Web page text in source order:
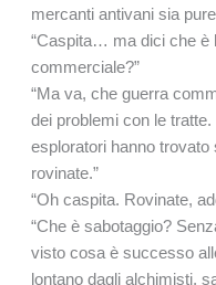
mercanti antivani sia
“Caspita… ma dici che è
commerciale?”
“Ma va, che guerra
dei problemi con le
esploratori hanno
rovinate.”
“Oh caspita. Rovinate,
“Che è sabotaggio?
visto cosa è successo
lontano dagli alchimisti,